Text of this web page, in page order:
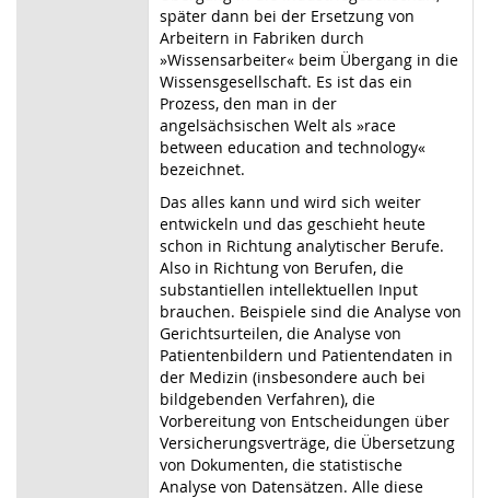
später dann bei der Ersetzung von
Arbeitern in Fabriken durch
»Wissensarbeiter« beim Übergang in die
Wissensgesellschaft. Es ist das ein
Prozess, den man in der
angelsächsischen Welt als »race
between education and technology«
bezeichnet.
Das alles kann und wird sich weiter
entwickeln und das geschieht heute
schon in Richtung analytischer Berufe.
Also in Richtung von Berufen, die
substantiellen intellektuellen Input
brauchen. Beispiele sind die Analyse von
Gerichtsurteilen, die Analyse von
Patientenbildern und Patientendaten in
der Medizin (insbesondere auch bei
bildgebenden Verfahren), die
Vorbereitung von Entscheidungen über
Versicherungsverträge, die Übersetzung
von Dokumenten, die statistische
Analyse von Datensätzen. Alle diese